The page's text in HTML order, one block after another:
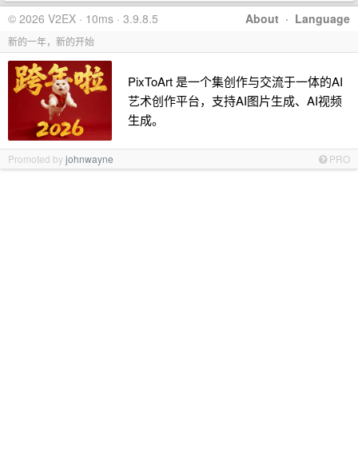
About · Language
© 2026 V2EX · 10ms · 3.9.8.5
新的一年，新的开始
PixToArt 是一个集创作与交流于一体的AI
艺术创作平台，支持AI图片生成、AI视频
生成。
Promoted byjohnwayne PRO